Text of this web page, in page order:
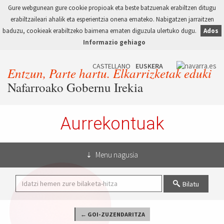
Gure webgunean gure cookie propioak eta beste batzuenak erabiltzen ditugu
erabiltzaileari ahalik eta esperientzia onena emateko. Nabigatzen jarraitzen
baduzu, cookieak erabiltzeko baimena ematen diguzula ulertuko dugu.
Ados
Informazio gehiago
Entzun, Parte hartu. Elkarrizketak eduki
Nafarroako Gobernu Irekia
Aurrekontuak
Menu nagusia
Bilatu
← GOI-ZUZENDARITZA